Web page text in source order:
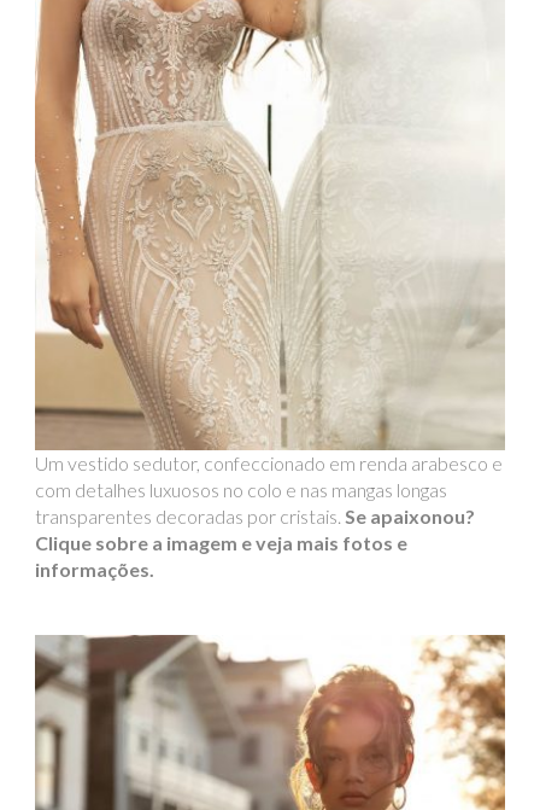
Um vestido sedutor, confeccionado em renda arabesco e
com detalhes luxuosos no colo e nas mangas longas
transparentes decoradas por cristais. Se apaixonou?
Clique sobre a imagem e veja mais fotos e
informações.